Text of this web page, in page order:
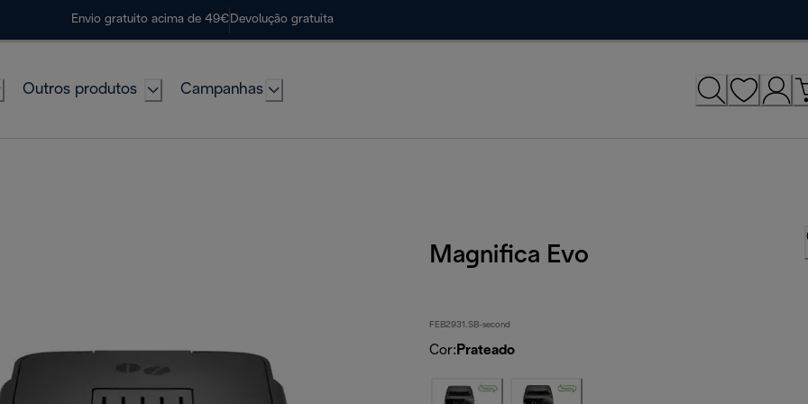
Envio gratuito acima de 49€ Devolução gratuita
Outros produtos Campanhas
Magnifica Evo
FEB2931.SB-second
Cor: Prateado